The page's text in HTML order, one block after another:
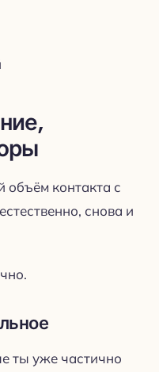
объём контакта с
снова и
ты уже частично